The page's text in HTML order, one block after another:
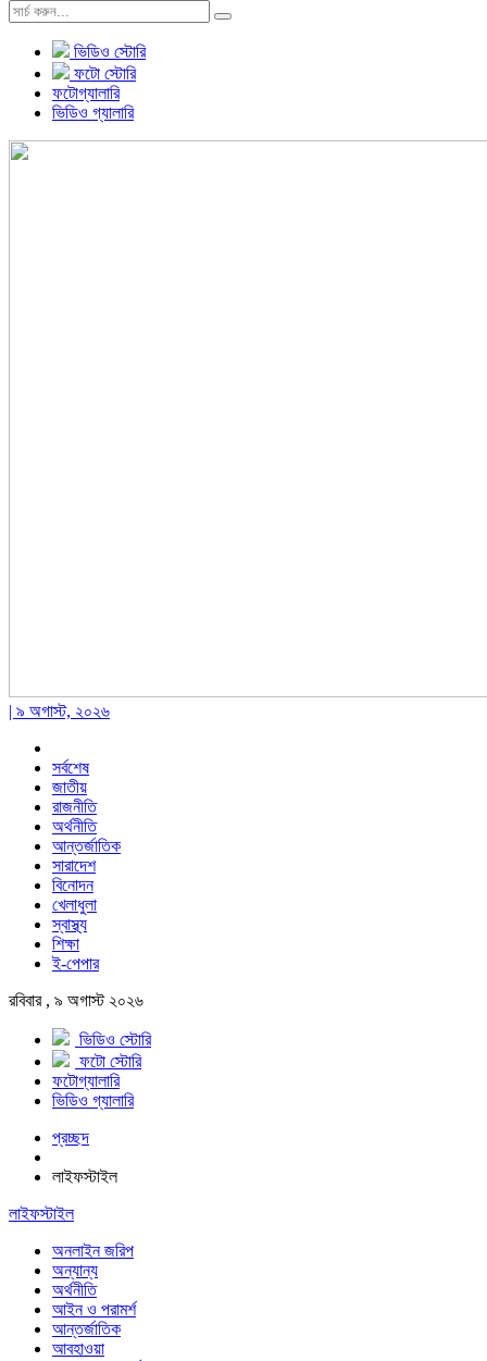
ভিডিও স্টোরি
ফটো স্টোরি
ফটোগ্যালারি
ভিডিও গ্যালারি
| ৯ অগাস্ট, ২০২৬
সর্বশেষ
জাতীয়
রাজনীতি
অর্থনীতি
আন্তর্জাতিক
সারাদেশ
বিনোদন
খেলাধুলা
স্বাস্থ্য
শিক্ষা
ই-পেপার
রবিবার , ৯ অগাস্ট ২০২৬
ভিডিও স্টোরি
ফটো স্টোরি
ফটোগ্যালারি
ভিডিও গ্যালারি
প্রচ্ছদ
লাইফস্টাইল
লাইফস্টাইল
অনলাইন জরিপ
অন্যান্য
অর্থনীতি
আইন ও পরামর্শ
আন্তর্জাতিক
আবহাওয়া